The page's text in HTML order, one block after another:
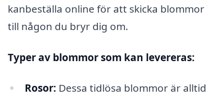
kanbeställa online för att skicka blommor
till någon du bryr dig om.
Typer av blommor som kan levereras:
Rosor: Dessa tidlösa blommor är alltid